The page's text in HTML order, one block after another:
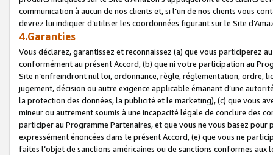
communication à aucun de nos clients et, si l’un de nos clients vous
devrez lui indiquer d’utiliser les coordonnées figurant sur le Site
4.Garanties
Vous déclarez, garantissez et reconnaissez (a) que vous participerez
conformément au présent Accord, (b) que ni votre participation au
Site n’enfreindront nul loi, ordonnance, règle, réglementation, ordre,
jugement, décision ou autre exigence applicable émanant d’une
la protection des données, la publicité et le marketing), (c) que vous
mineur ou autrement soumis à une incapacité légale de conclure des
participer au Programme Partenaires, et que vous ne vous basez
expressément énoncées dans le présent Accord, (e) que vous ne
faites l’objet de sanctions américaines ou de sanctions conformes